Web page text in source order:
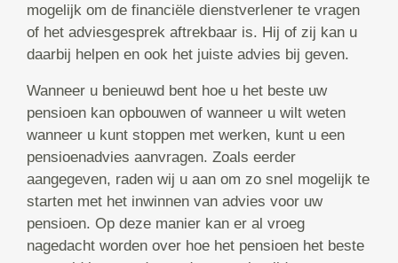
mogelijk om de financiële dienstverlener te vragen
of het adviesgesprek aftrekbaar is. Hij of zij kan u
daarbij helpen en ook het juiste advies bij geven.
Wanneer u benieuwd bent hoe u het beste uw
pensioen kan opbouwen of wanneer u wilt weten
wanneer u kunt stoppen met werken, kunt u een
pensioenadvies aanvragen. Zoals eerder
aangegeven, raden wij u aan om zo snel mogelijk te
starten met het inwinnen van advies voor uw
pensioen. Op deze manier kan er al vroeg
nagedacht worden over hoe het pensioen het beste